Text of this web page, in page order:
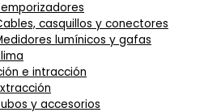
casquillos y conectores
lumínicos y gafas
e intracción
y accesorios